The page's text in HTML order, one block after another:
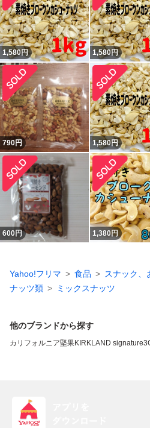
1,580円 1,580円
790円 1,580円
600円 1,380円
Yahoo!フリマ 食品
スナック、
ナッツ類
ミックスナッツ
他のブランドから探す
カリフォルニア堅果KIRKLAND signature